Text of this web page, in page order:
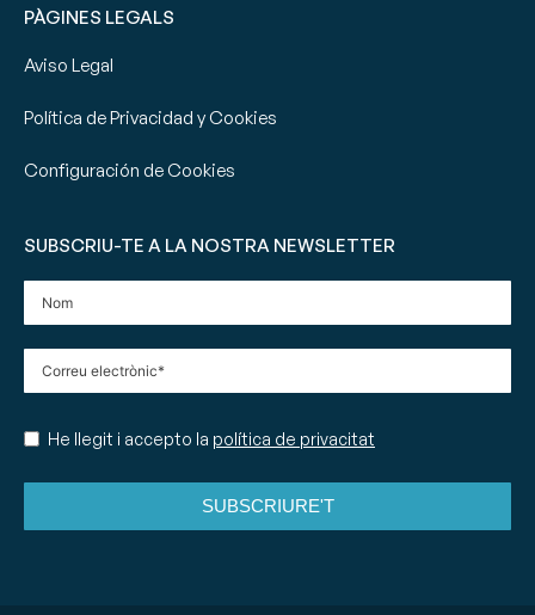
PÀGINES LEGALS
Aviso Legal
Política de Privacidad y Cookies
Configuración de Cookies
SUBSCRIU-TE A LA NOSTRA NEWSLETTER
He llegit i accepto la política de privacitat
SUBSCRIURE'T